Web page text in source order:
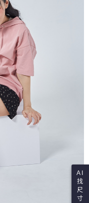
AI
找
尺
寸